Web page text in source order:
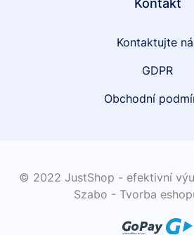
Kontakt
Kontaktujte
GDPR
Obchodní
© 2022 JustShop - efektivní
Szabo - Tvorba